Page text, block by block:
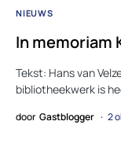
NIEUWS
In memoriam
Tekst: Hans van
bibliotheekwerk is
door Gastblogger 2